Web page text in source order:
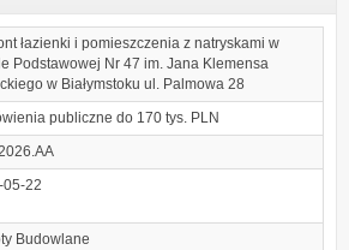
łazienki i pomieszczenia z natryskami w
Podstawowej Nr 47 im. Jana Klemensa
w Białymstoku ul. Palmowa 28
publiczne do 170 tys. PLN
05-22
Budowlane